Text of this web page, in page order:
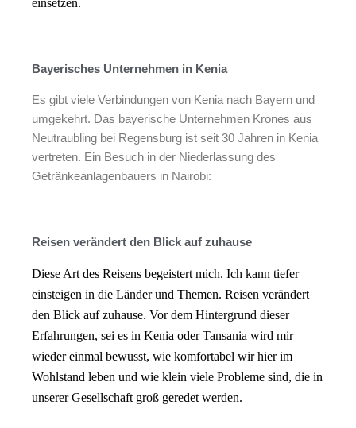
Bayerisches Unternehmen in Kenia
Es gibt viele Verbindungen von Kenia nach Bayern und
umgekehrt. Das bayerische Unternehmen Krones aus
Neutraubling bei Regensburg ist seit 30 Jahren in Kenia
vertreten. Ein Besuch in der Niederlassung des
Getränkeanlagenbauers in Nairobi:
Reisen verändert den Blick auf zuhause
Diese Art des Reisens begeistert mich. Ich kann tiefer
einsteigen in die Länder und Themen. Reisen verändert
den Blick auf zuhause. Vor dem Hintergrund dieser
Erfahrungen, sei es in Kenia oder Tansania wird mir
wieder einmal bewusst, wie komfortabel wir hier im
Wohlstand leben und wie klein viele Probleme sind, die in
unserer Gesellschaft groß geredet werden.